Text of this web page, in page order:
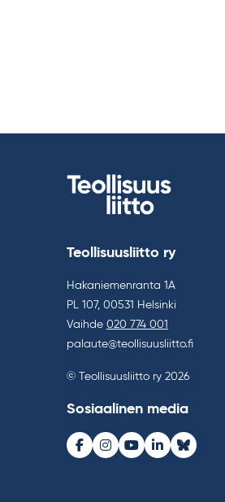
Teollisuusliitto ry
Hakaniemenranta 1A
PL 107, 00531 Helsinki
Vaihde 020 774 001
palaute@teollisuusliitto.fi
© Teollisuusliitto ry 2026
Sosiaalinen media
Facebook
Instagram
Youtube
LinkedInBluesky